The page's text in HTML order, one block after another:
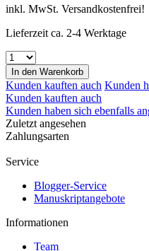
inkl. MwSt. Versandkostenfrei!
Lieferzeit ca. 2-4 Werktage
In den Warenkorb
Kunden kauften auch Kunden
Kunden kauften auch
Kunden haben sich ebenfalls
Zuletzt angesehen
Zahlungsarten
Service
Blogger-Service
Manuskriptangebote
Informationen
Team